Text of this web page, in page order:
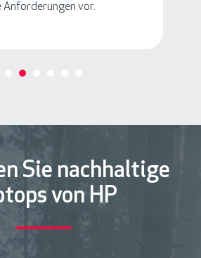
vor.
Sie nachhaltige
von HP